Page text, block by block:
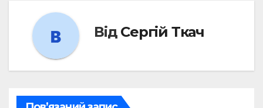
Від Сергій Ткач